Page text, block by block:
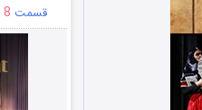
قسمت 8 (زیرنویس)